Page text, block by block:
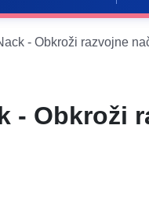
- Obkroži razvojne
- Obkroži